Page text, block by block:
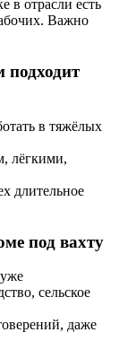
в отрасли есть
Важно
подходит
в тяжёлых
лёгкими,
длительное
под вахту
сельское
даже